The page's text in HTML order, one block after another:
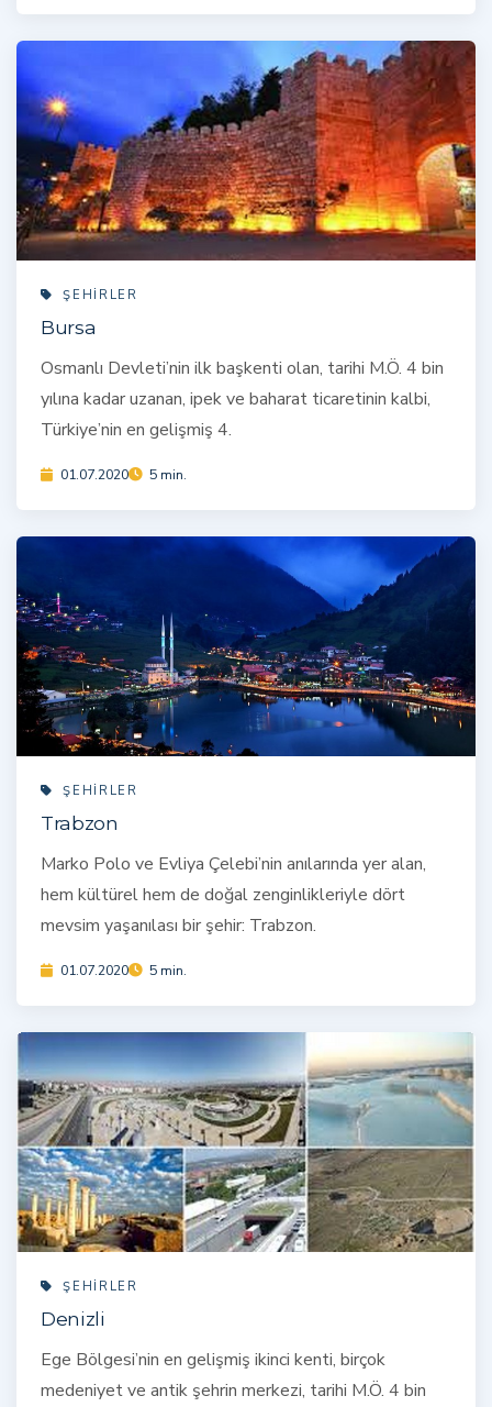
ŞEHIRLER
Bursa
Osmanlı Devleti’nin ilk başkenti olan, tarihi M.Ö. 4 bin
yılına kadar uzanan, ipek ve baharat ticaretinin kalbi,
Türkiye’nin en gelişmiş 4.
01.07.2020 5 min.
ŞEHIRLER
Trabzon
Marko Polo ve Evliya Çelebi’nin anılarında yer alan,
hem kültürel hem de doğal zenginlikleriyle dört
mevsim yaşanılası bir şehir: Trabzon.
01.07.2020 5 min.
ŞEHIRLER
Denizli
Ege Bölgesi’nin en gelişmiş ikinci kenti, birçok
medeniyet ve antik şehrin merkezi, tarihi M.Ö. 4 bin